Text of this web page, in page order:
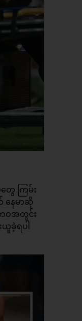
ေ ကြမ်း
နေမာဆို
ဘဝအတွင်း
ခဲ့ရပါ